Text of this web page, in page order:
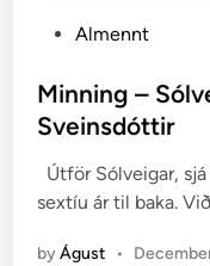
s
t
i
Almennt
Minning –
Sveinsdóttir
Útför Sólveigar,
sextíu ár til baka.
byÁgust •